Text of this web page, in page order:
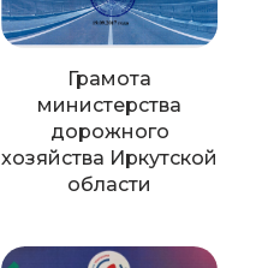
Грамота
министерства
дорожного
хозяйства Иркутской
области